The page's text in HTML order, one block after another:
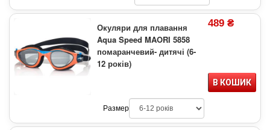
Окуляри для плавання
Aqua Speed MAORI 5858
помаранчевий- дитячі (6-
12 років)
489 ₴
В КОШИК
Размер